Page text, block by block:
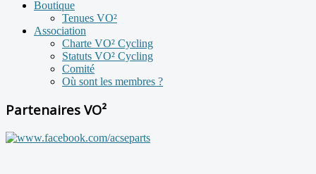
Boutique
Tenues VO²
Association
Charte VO² Cycling
Statuts VO² Cycling
Comité
Où sont les membres ?
Partenaires VO²